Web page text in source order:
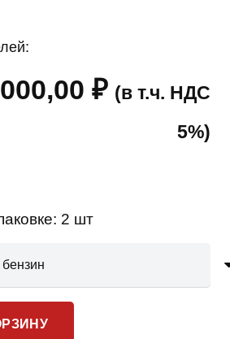
₽ (в т.ч. НДС
5%)
2 шт